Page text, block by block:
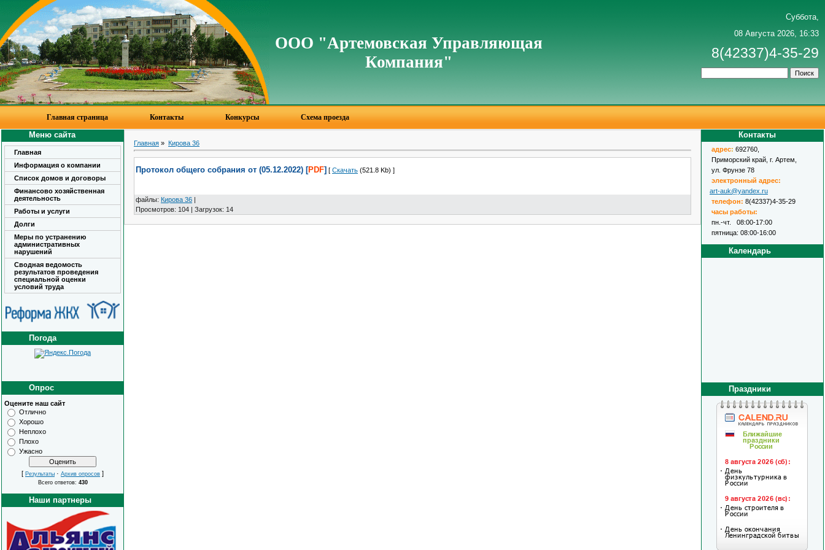
ООО "Артемовская Управляющая
Компания"
Суббота,
08 Августа 2026, 16:33
8(42337)4-35-29
Главная страница Контакты Конкурсы Схема проезда
Меню сайта
Главная
Информация о компании
Список домов и договоры
Финансово хозяйственная
деятельность
Работы и услуги
Долги
Меры по устранению
административных
нарушений
Сводная ведомость
результатов проведения
специальной оценки
условий труда
Погода
Опрос
Оцените наш сайт
Отлично
Хорошо
Неплохо
Плохо
Ужасно
[ Результаты · Архив опросов ]
Всего ответов: 430
Наши партнеры
Главная » Кирова 36
Протокол общего собрания от (05.12.2022) [PDF] [ Скачать (521.8 Kb) ]
файлы: Кирова 36 |
Просмотров: 104 | Загрузок: 14
Контакты
адрес: 692760,
Приморский край, г. Артем,
ул. Фрунзе 78
электронный адрес:
art-auk@yandex.ru
телефон: 8(42337)4-35-29
часы работы:
пн.-чт. 08:00-17:00
пятница: 08:00-16:00
Календарь
Праздники